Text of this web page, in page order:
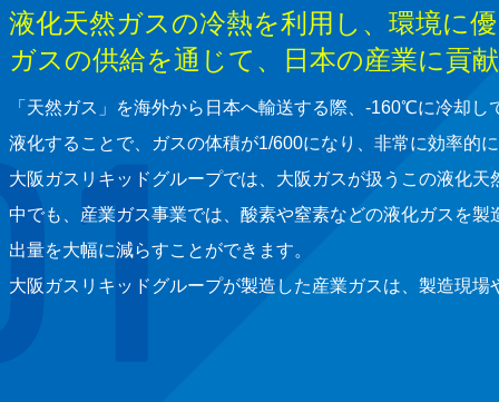
液化天然ガスの冷熱を利用し、環境に
ガスの供給を通じて、日本の産業に貢
「天然ガス」を海外から日本へ輸送する際、-160℃に冷却し
液化することで、ガスの体積が1/600になり、非常に効率的
大阪ガスリキッドグループでは、大阪ガスが扱うこの液化
中でも、産業ガス事業では、酸素や窒素などの液化ガスを
出量を大幅に減らすことができます。
大阪ガスリキッドグループが製造した産業ガスは、製造現